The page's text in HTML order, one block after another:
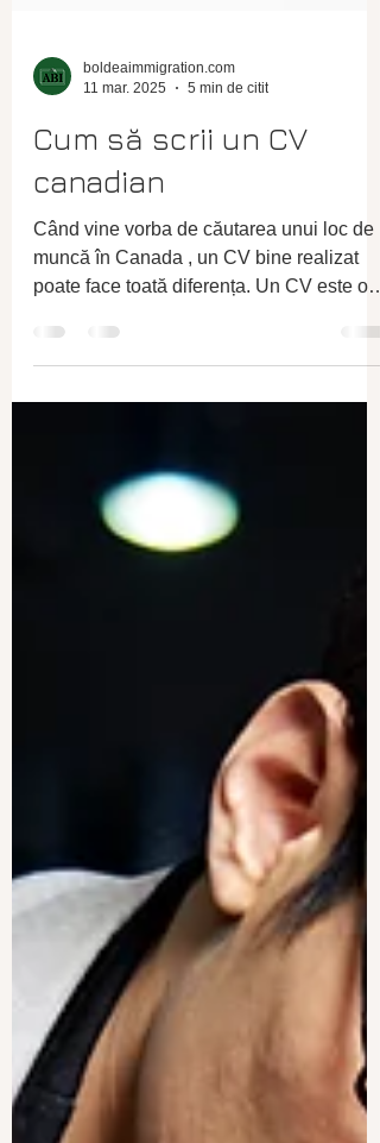
boldeaimmigration.com
11 mar. 2025
5 min de citit
Cum să scrii un CV
canadian
poate face toată diferența. Un CV este o
imagine de...